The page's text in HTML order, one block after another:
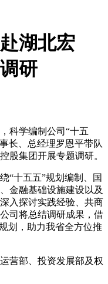
湖北宏
研
科学编制公司“十五
长、总经理罗恩平带队
股集团开展专题调研。
“十五五”规划编制、国
金融基础设施建设以及
入探讨实践经验、共商
司将总结调研成果，借
划，助力我省全方位推
营部、投资发展部及权